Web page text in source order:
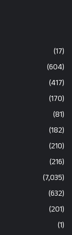
(17)
(604)
(417)
(170)
(81)
(182)
(210)
(216)
(7,035)
(632)
(201)
(1)